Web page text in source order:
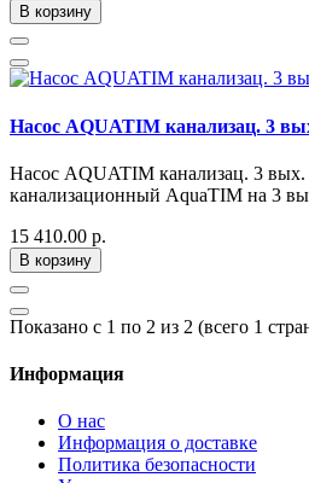
В корзину
Насос AQUATIM канализац. 3
Насос AQUATIM канализац. 3
канализационный AquaTIM на 3
15 410.00 р.
В корзину
Показано с 1 по 2 из 2 (всего 1
Информация
О нас
Информация о доставке
Политика безопасности